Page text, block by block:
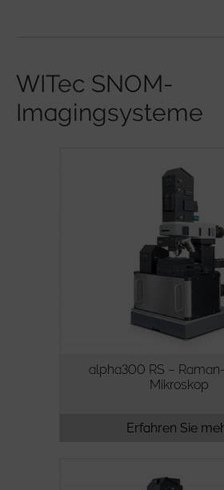
WITec SNOM-
Imagingsysteme
alpha300 RS –
Mikroskop
Erfahren Sie